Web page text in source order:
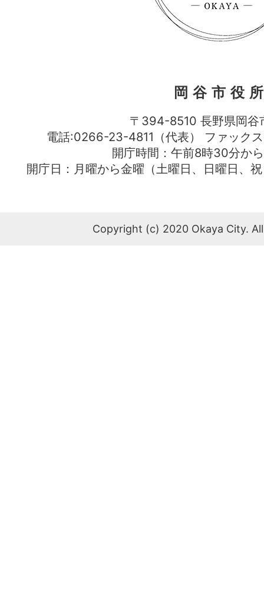
岡谷市役
〒394-8510 長野県岡谷
電話:0266-23-4811（代表） ファッ
開庁時間：午前8時30分か
開庁日：月曜から金曜（土曜日、日曜日、
Copyright (c) 2020 Okaya City.